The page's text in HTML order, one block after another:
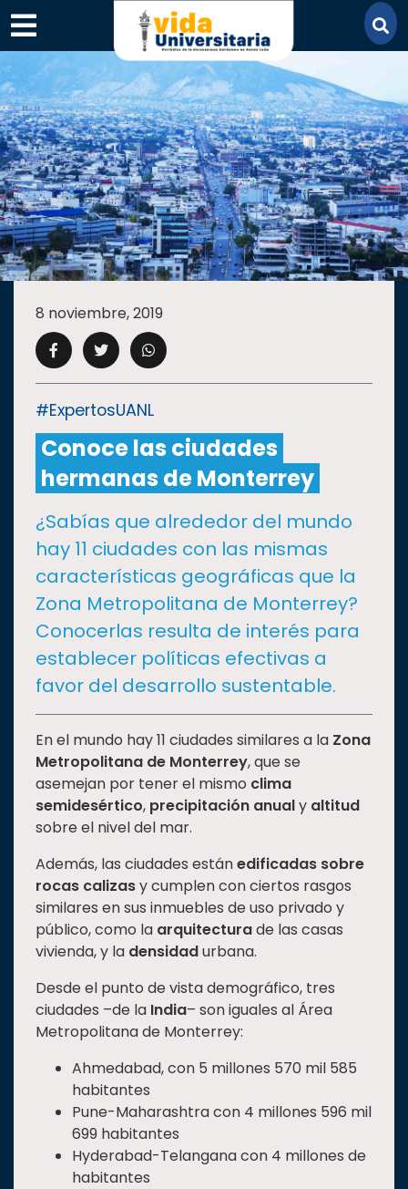
×
SECCIONES
ACADEMIA
CAMPUS UANL
CULTURA
I+D+IEXPERTOS
SALUD
SUSTENTABILIDAD
TEMAS
Oferta
educativa
Rectoría
Investigación
Internacionalización
Responsabilidad
social
Vinculación
Universiada
Nacional
8 noviembre, 2019
#ExpertosUANL
Conoce las ciudades
hermanas de Monterrey
¿Sabías que alrededor del mundo
hay 11 ciudades con las mismas
características geográficas que la
Zona Metropolitana de Monterrey?
Conocerlas resulta de interés para
establecer políticas efectivas a
favor del desarrollo sustentable.
En el mundo hay 11 ciudades similares a la Zona
Metropolitana de Monterrey, que se
asemejan por tener el mismo clima
semidesértico, precipitación anualy altitud
sobre el nivel del mar.
Además, las ciudades estánedificadas sobre
rocas calizasy cumplen con ciertos rasgos
similares en sus inmuebles de uso privado y
público, como la arquitecturade las casas
vivienda, y la densidadurbana.
Desde el punto de vista demográfico, tres
ciudades –de la India– son iguales al Área
Metropolitana de Monterrey:
Ahmedabad, con 5 millones 570 mil 585
habitantes
Pune-Maharashtra con 4 millones 596 mil
699 habitantes
Hyderabad-Telangana con 4 millones de
habitantes